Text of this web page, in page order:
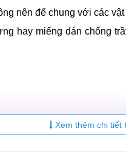
lưng là điều vô cùng
khi chịu phải các lực
giảm thiểu rủi ro dẫn
một cách an toàn hơn.
PPF cho nắp lưng Oppo
nên để chung với các
hay miếng dán chống